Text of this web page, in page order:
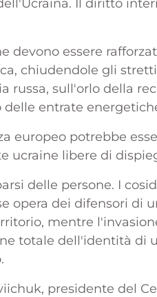
Il diritto
devono essere
chiudendole gli
russa, sull'orlo della
entrate
europeo potrebbe
ucraine libere di
delle persone. I
opera dei difensori di
mentre
totale dell'identità di
presidente del